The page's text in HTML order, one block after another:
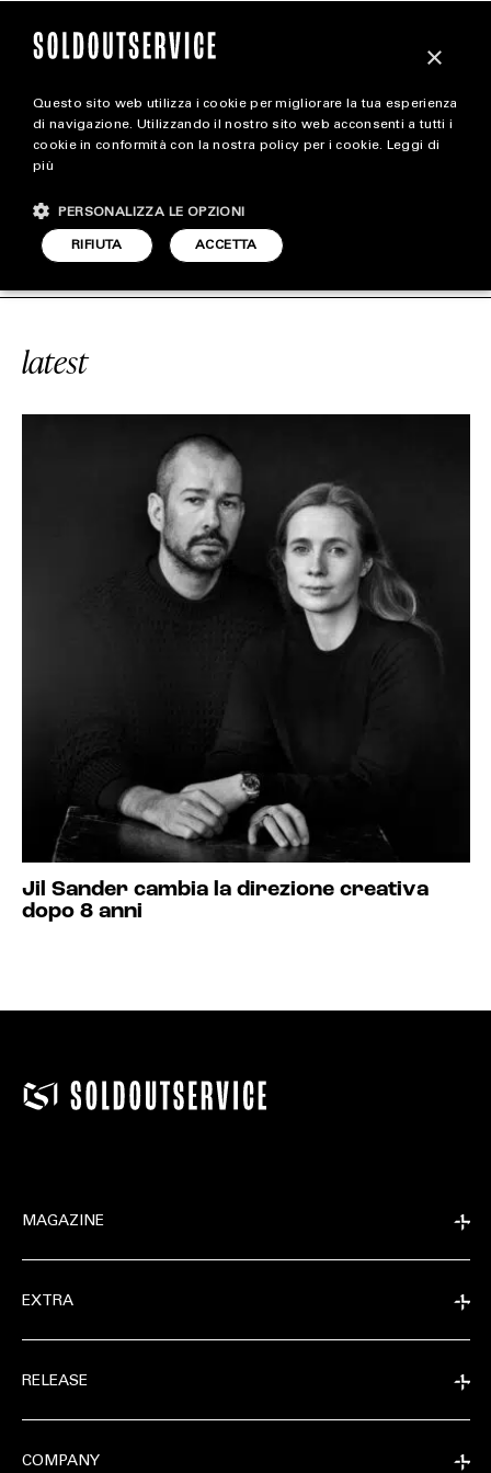
magazine
STYLE
FOOTWEAR
#LUKE MEIER
latest
Jil Sander cambia la direzione creativa
dopo 8 anni
MAGAZINE
EXTRA
RELEASE
COMPANY
×
Questo sito web utilizza i cookie per migliorare la tua esperienza
di navigazione. Utilizzando il nostro sito web acconsenti a tutti i
cookie in conformità con la nostra policy per i cookie. Leggi di
più
ACCETTA
RIFIUTA
PERSONALIZZA LE OPZIONI